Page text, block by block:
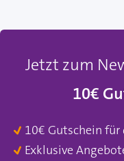
Jetzt zum
10€
10€ Gutschein
Exklusive